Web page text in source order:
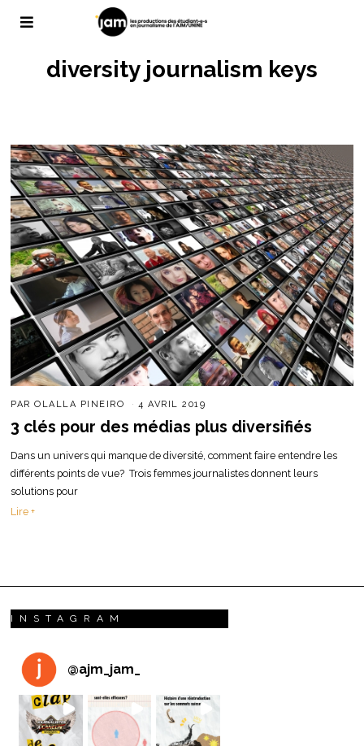
diversity journalism keys
PAROLALLA PINEIRO 4 AVRIL 2019
3 clés pour des médias plus diversifiés
Dans un univers qui manque de diversité, comment faire entendre les
différents points de vue? Trois femmes journalistes donnent leurs
solutions pour
Lire +
INSTAGRAM
@ajm_jam_